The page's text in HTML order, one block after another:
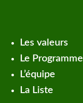
Les valeurs
Le Programme
L’équipe
La Liste